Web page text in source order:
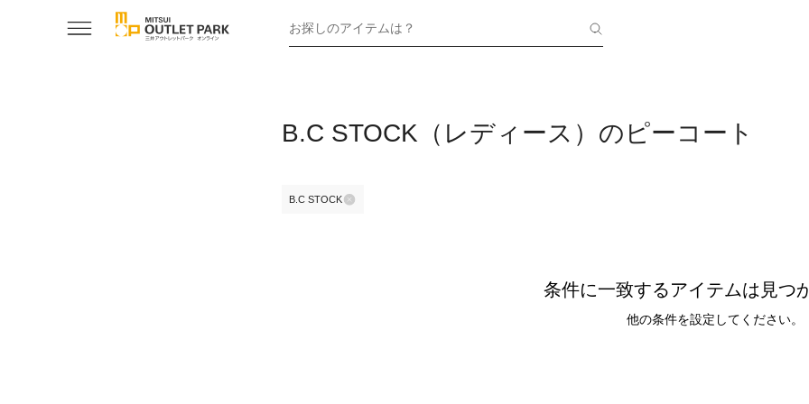
お探しのアイテムは？
B.C STOCK（レディース）のピーコート
B.C STOCK
条件に一致するアイテムは見つ
他の条件を設定してください。